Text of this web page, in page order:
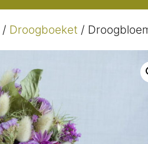
/ Droogboeket /